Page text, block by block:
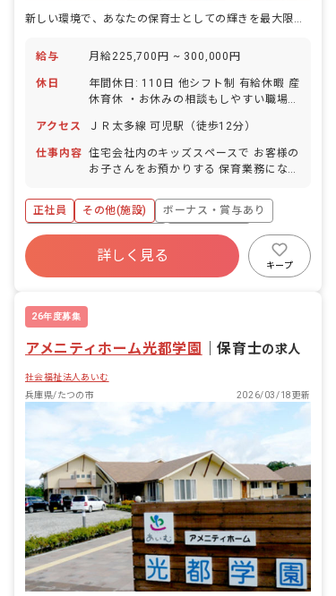
給与 月給225,700円 ~ 300,000円
休日
年間休日: 110日 他シフト制 有給休暇 産
休育休 ・お休みの相談もしやすい職場で
刻・早退・欠勤の相談も可
アクセス ＪＲ太多線 可児駅（徒歩12分）
仕事内容 住宅会社内のキッズスペースで お客様の
お子さんをお預かりする 保育業務になり
正社員
その他(施設)
ボーナス・賞与あり
寮・住宅・家賃補助あり
社会保険完備
昇給昇進あり
産休育休制度
詳しく見る
キープ
26年度募集
アメニティホーム光都学園 ｜保育士の求人
社会福祉法人あいむ
兵庫県/たつの市
2026/03/18更新